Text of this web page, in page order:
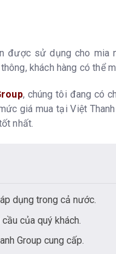
được sử dụng cho
khách hàng có
, chúng tôi đang có
giá mua tại Việt
nhất.
dụng trong cả nước.
của quý khách.
Group cung cấp.